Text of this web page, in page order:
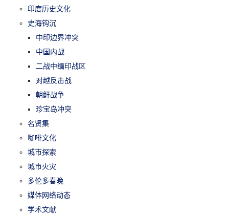
印度历史文化
史海钩沉
中印边界冲突
中国内战
二战中缅印战区
对越反击战
朝鲜战争
珍宝岛冲突
名贤集
咖啡文化
城市探索
城市火灾
多伦多春晚
媒体网络动态
学术文献